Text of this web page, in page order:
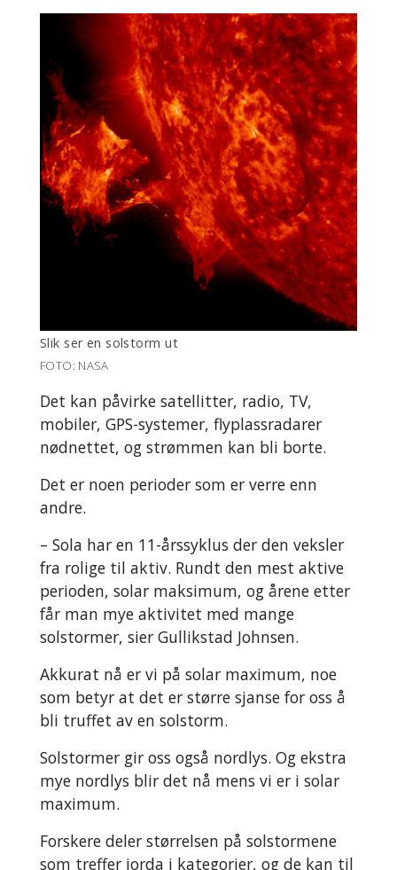
Slik ser en solstorm ut
FOTO: NASA
Det kan påvirke satellitter, radio, TV,
mobiler, GPS-systemer, flyplassradarer
nødnettet, og strømmen kan bli borte.
Det er noen perioder som er verre enn
andre.
– Sola har en 11-årssyklus der den veksler
fra rolige til aktiv. Rundt den mest aktive
perioden, solar maksimum, og årene etter
får man mye aktivitet med mange
solstormer, sier Gullikstad Johnsen.
Akkurat nå er vi på solar maximum, noe
som betyr at det er større sjanse for oss å
bli truffet av en solstorm.
Solstormer gir oss også nordlys. Og ekstra
mye nordlys blir det nå mens vi er i solar
maximum.
Forskere deler størrelsen på solstormene
som treffer jorda i kategorier, og de kan til